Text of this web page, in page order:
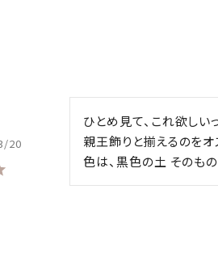
20
ひとめ見て、これ欲しい
親王飾りと揃えるのをオ